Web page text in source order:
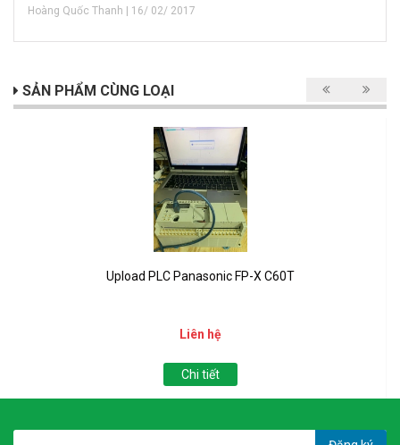
Hoàng Quốc Thanh | 16/ 02/ 2017
SẢN PHẨM CÙNG LOẠI
Upload PLC Panasonic FP-X C60T
Liên hệ
Chi tiết